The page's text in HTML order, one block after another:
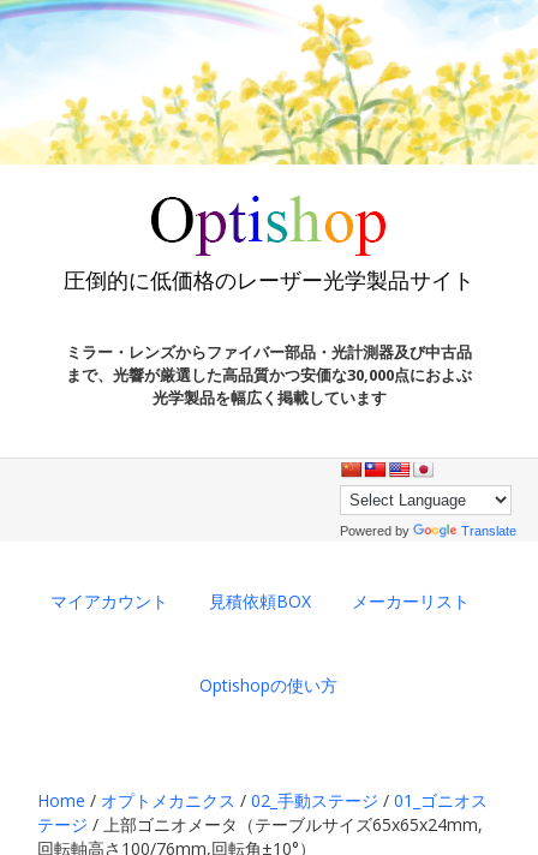
圧倒的に低価格のレーザー光学製品サイト
ミラー・レンズからファイバー部品・光計測器及び中古品
まで、光響が厳選した高品質かつ安価な30,000点におよぶ
光学製品を幅広く掲載しています
Powered by Translate
マイアカウント 見積依頼BOX メーカーリスト
Optishopの使い方
Home / オプトメカニクス /02_手動ステージ /01_ゴニオス
テージ / 上部ゴニオメータ（テーブルサイズ65x65x24mm,
回転軸高さ100/76mm,回転角±10°）